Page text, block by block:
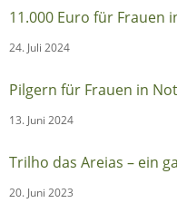
11.000 Euro für Frauen
24. Juli 2024
Pilgern für Frauen in
13. Juni 2024
Trilho das Areias – ein
20. Juni 2023